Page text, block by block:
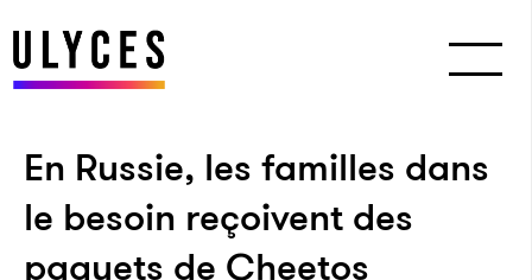
En Russie, les familles dans
le besoin reçoivent des
paquets de Cheetos